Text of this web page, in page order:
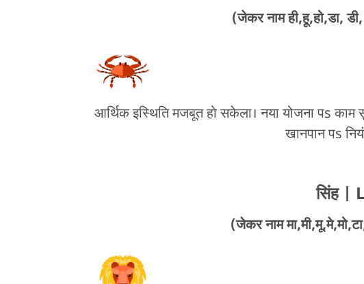
(जेकर नाम ही,हू,हो,डा,
आर्थिक इस्थिति मजबूत हो सकेला। नया योजना पs
खानपान पs
सिंह |
(जेकर नाम